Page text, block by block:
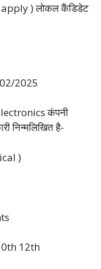
) लोकल कैंडिडेट
02/2025
कंपनी
निन्मलिखित है-
)
12th